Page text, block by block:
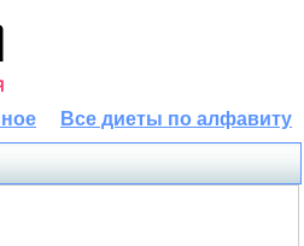
Все диеты по алфавиту